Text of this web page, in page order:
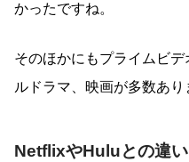
かったですね。
そのほかにもプライムビ
ルドラマ、映画が多数あり
NetflixやHuluとの違い